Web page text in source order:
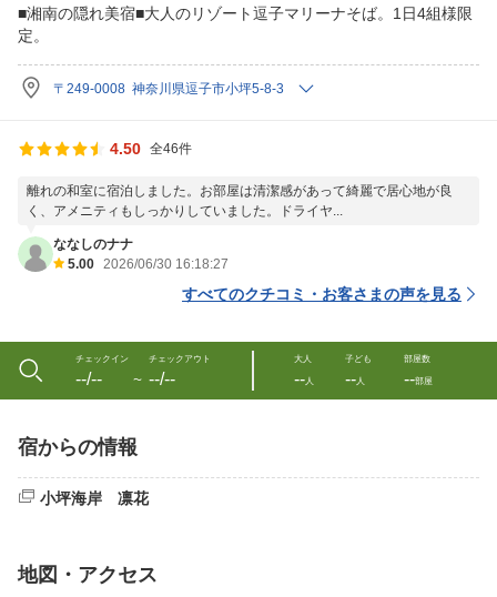
■湘南の隠れ美宿■大人のリゾート逗子マリーナそば。1日4組様限
定。
〒249-0008 神奈川県逗子市小坪5-8-3
4.50 全46件
離れの和室に宿泊しました。お部屋は清潔感があって綺麗で居心地が良
く、アメニティもしっかりしていました。ドライヤ...
ななしのナナ
5.00 2026/06/30 16:18:27
すべてのクチコミ・お客さまの声を見る
チェックイン
--/-- 〜
チェックアウト
--/--
大人
--人
子ども
--人
部屋数
--部屋
宿からの情報
小坪海岸 凛花
地図・アクセス